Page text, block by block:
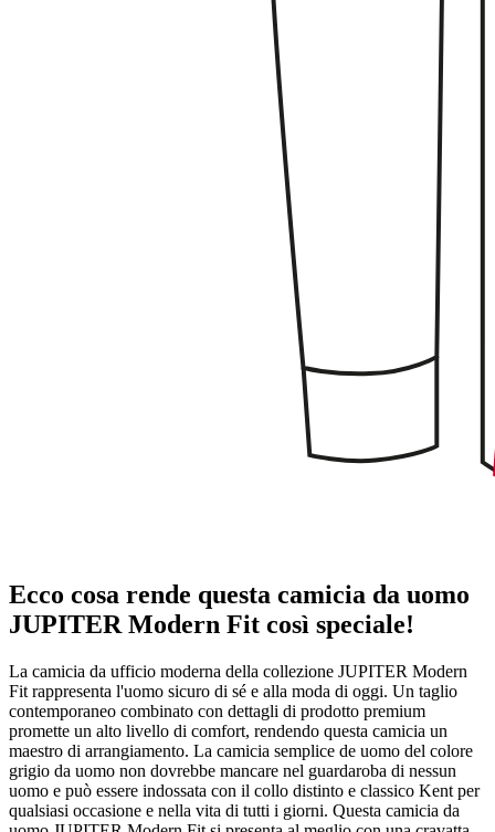
Ecco cosa rende questa camicia da uomo
JUPITER Modern Fit così speciale!
La camicia da ufficio moderna della collezione JUPITER Modern
Fit rappresenta l'uomo sicuro di sé e alla moda di oggi. Un taglio
contemporaneo combinato con dettagli di prodotto premium
promette un alto livello di comfort, rendendo questa camicia un
maestro di arrangiamento. La camicia semplice de uomo del colore
grigio da uomo non dovrebbe mancare nel guardaroba di nessun
uomo e può essere indossata con il collo distinto e classico Kent per
qualsiasi occasione e nella vita di tutti i giorni. Questa camicia da